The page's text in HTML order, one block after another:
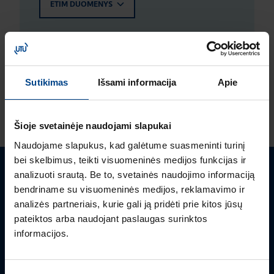
Sutikimas Išsami informacija Apie
Šioje svetainėje naudojami slapukai
Naudojame slapukus, kad galėtume suasmeninti turinį
bei skelbimus, teikti visuomeninės medijos funkcijas ir
analizuoti srautą. Be to, svetainės naudojimo informaciją
bendriname su visuomeninės medijos, reklamavimo ir
analizės partneriais, kurie gali ją pridėti prie kitos jūsų
pateiktos arba naudojant paslaugas surinktos
informacijos.
ETIM DUOMENYS
Turite klausimų? Susisiekite
Mielai atsakysime į Jums aktualius klausimus.